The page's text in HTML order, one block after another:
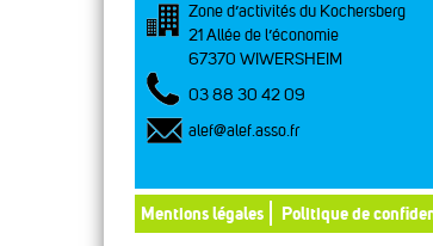
Zone d’activités du Kochersberg
21 Allée de l’économie
67370 WIWERSHEIM
03 88 30 42 09
alef@alef.asso.fr
Mentions légales Politique de